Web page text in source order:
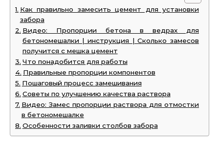
Как правильно замесить цемент для установки
забора
Видео: Пропорции бетона в ведрах для
бетономешалки | инструкция | Сколько замесов
получится с мешка цемент
Что понадобится для работы
Правильные пропорции компонентов
Пошаговый процесс замешивания
Советы по улучшению качества раствора
Видео: Замес пропорции раствора для отмостки
в бетономешалке
Особенности заливки столбов забора